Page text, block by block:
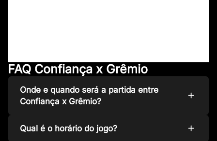
FAQ Confiança x Grêmio
Onde e quando será a partida entre
Confiança x Grêmio?
Qual é o horário do jogo?